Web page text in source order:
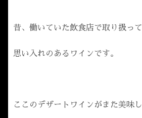
昔、働いていた飲食店で取り扱っ
思い入れのあるワインです。
ここのデザートワインがまた美味